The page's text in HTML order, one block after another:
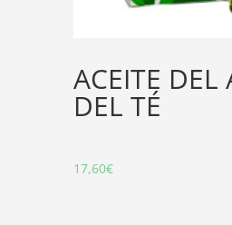
ACEITE DEL
DEL TÉ
17,60€